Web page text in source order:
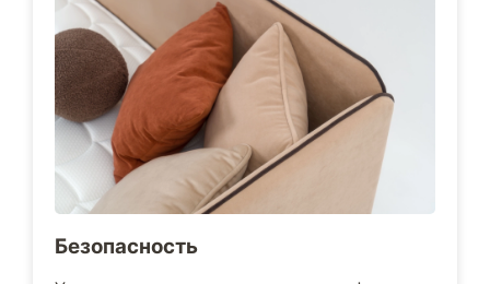
Безопасность